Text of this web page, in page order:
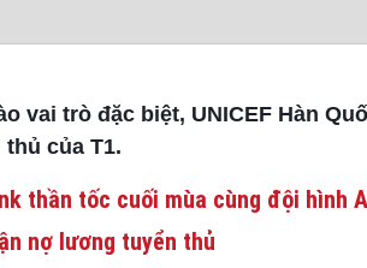
vai trò đặc biệt, UNICEF Hàn
của T1.
thần tốc cuối mùa cùng đội hình
nợ lương tuyển thủ